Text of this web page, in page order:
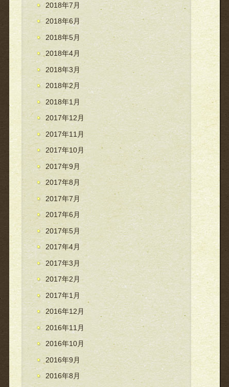
2018年7月
2018年6月
2018年5月
2018年4月
2018年3月
2018年2月
2018年1月
2017年12月
2017年11月
2017年10月
2017年9月
2017年8月
2017年7月
2017年6月
2017年5月
2017年4月
2017年3月
2017年2月
2017年1月
2016年12月
2016年11月
2016年10月
2016年9月
2016年8月